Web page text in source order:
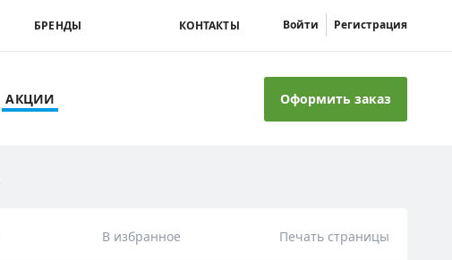
БРЕНДЫ КОНТАКТЫ Войти Регистрация
АКЦИИ Оформить заказ
В избранное Печать страницы